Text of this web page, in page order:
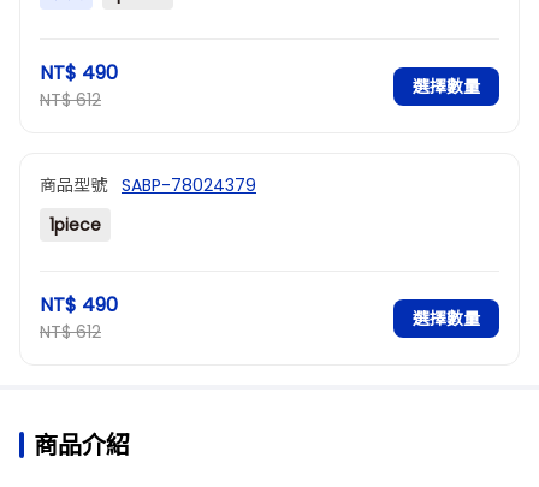
NT$ 490
NT$ 612
選擇數量
商品型號 SABP-78024379
1piece
NT$ 490
NT$ 612
選擇數量
商品介紹